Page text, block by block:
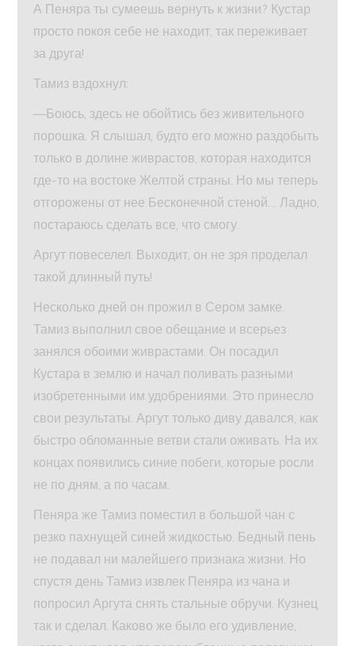
А Пеняра ты сумеешь вернуть к жизни? Кустар
просто покоя себе не находит, так переживает
за друга!
Тамиз вздохнул:
—Боюсь, здесь не обойтись без живительного
порошка. Я слышал, будто его можно раздобыть
только в долине живрастов, которая находится
где-то на востоке Желтой страны. Но мы теперь
отгорожены от нее Бесконечной стеной… Ладно,
постараюсь сделать все, что смогу.
Аргут повеселел. Выходит, он не зря проделал
такой длинный путь!
Несколько дней он прожил в Сером замке.
Тамиз выполнил свое обещание и всерьез
занялся обоими живрастами. Он посадил
Кустара в землю и начал поливать разными
изобретенными им удобрениями. Это принесло
свои результаты. Аргут только диву давался, как
быстро обломанные ветви стали оживать. На их
концах появились синие побеги, которые росли
не по дням, а по часам.
Пеняра же Тамиз поместил в большой чан с
резко пахнущей синей жидкостью. Бедный пень
не подавал ни малейшего признака жизни. Но
спустя день Тамиз извлек Пеняра из чана и
попросил Аргута снять стальные обручи. Кузнец
так и сделал. Каково же было его удивление,